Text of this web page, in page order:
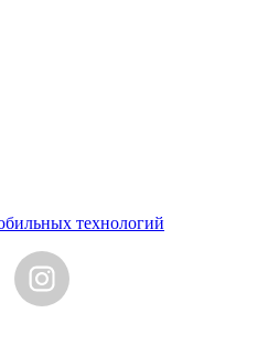
технологий